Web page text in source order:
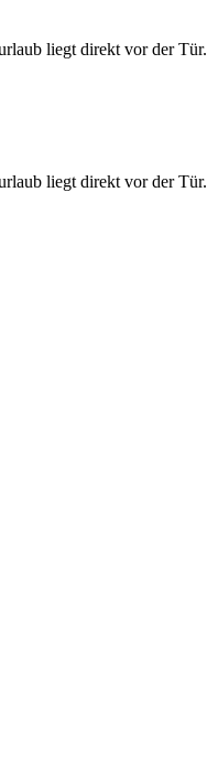
liegt direkt vor der Tür.
liegt direkt vor der Tür.